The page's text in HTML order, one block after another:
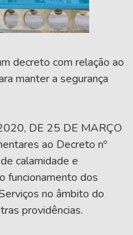
decreto com relação ao
manter a segurança
DE 25 DE MARÇO
ao Decreto nº
calamidade e
funcionamento dos
no âmbito do
providências.